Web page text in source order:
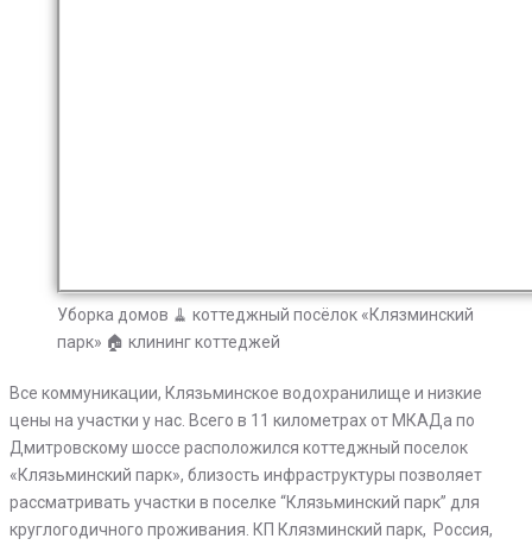
Уборка домов 🧹 коттеджный посёлок «Клязминский
парк» 🏠 клининг коттеджей
Все коммуникации, Клязьминское водохранилище и низкие
цены на участки у нас. Всего в 11 километрах от МКАДа по
Дмитровскому шоссе расположился коттеджный поселок
«Клязьминский парк», близость инфраструктуры позволяет
рассматривать участки в поселке “Клязьминский парк” для
круглогодичного проживания. КП Клязминский парк, Россия,